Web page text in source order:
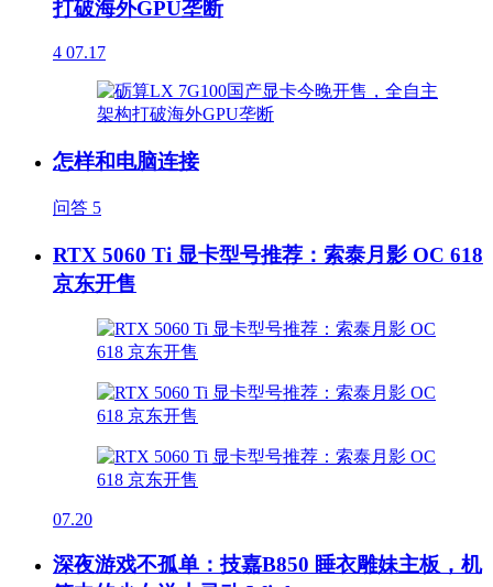
打破海外GPU垄断
4 07.17
怎样和电脑连接
问答 5
RTX 5060 Ti 显卡型号推荐：索泰月影 OC 618
京东开售
07.20
深夜游戏不孤单：技嘉B850 睡衣雕妹主板，机